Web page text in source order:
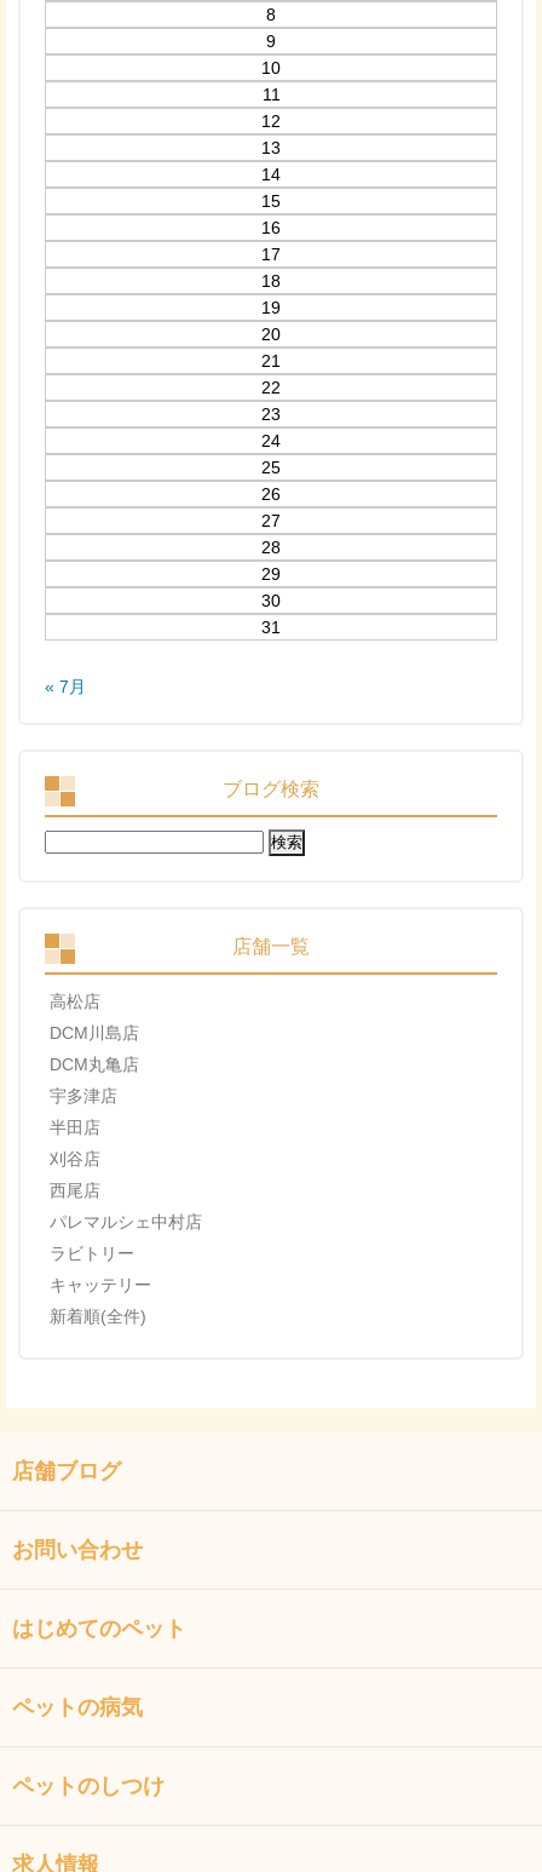
8
9
10
11
12
13
14
15
16
17
18
19
20
21
22
23
24
25
26
27
28
29
30
31
« 7月
ブログ検索
検
索:
店舗一覧
高松店
DCM川島店
DCM丸亀店
宇多津店
半田店
刈谷店
西尾店
パレマルシェ中村店
ラビトリー
キャッテリー
新着順(全件)
店舗ブログ
お問い合わせ
はじめてのペット
ペットの病気
ペットのしつけ
求人情報